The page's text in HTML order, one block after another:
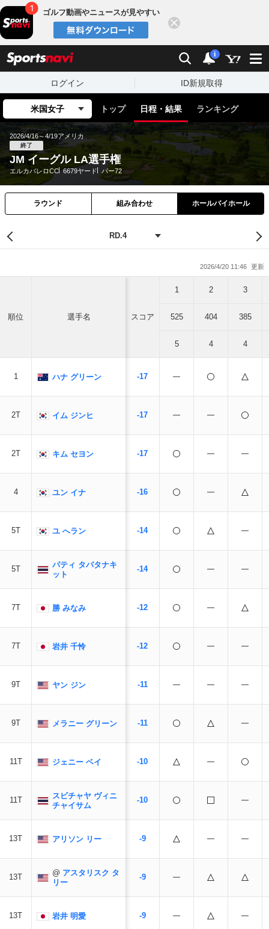
ゴルフ動画やニュースが見やすい
検索 通知
i
ログイン ID新規取得
米国女子 トップ 日程・結果 ランキング
2026/4/16～4/19アメリカ
終了
JM イーグル LA選手権
エルカバレロCC 6679ヤード パー72
ラウンド 組み合わせ ホールバイホール
2026/4/20 11:46
順位 選手名
1 ハナ グリーン
2T イム ジンヒ
2T キム セヨン
4 ユン イナ
5T ユ へラン
5T
パティ タバタナキ
ット
7T 勝 みなみ
7T 岩井 千怜
9T ヤン ジン
9T メラニー グリーン
11T ジェニー ベイ
11T
スビチャヤ ヴィニ
チャイサム
13T アリソン リー
13T @ アスタリスク タ
リー
13T 岩井 明愛
スコア
1 2 3
525 404 385
5 4 4
-17
-17
-17
-16
-14
-14
-12
-12
-11
-11
-10
-10
-9
-9
-9